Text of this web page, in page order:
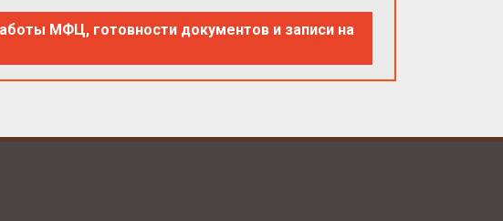
МФЦ, готовности документов и записи на